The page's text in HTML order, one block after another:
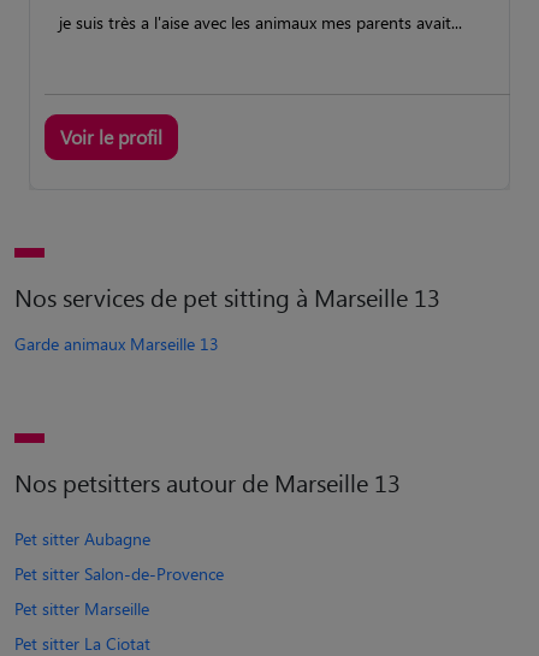
je suis très a l'aise avec les animaux mes parents avait...
Voir le profil
Nos services de pet sitting à Marseille 13
Garde animaux Marseille 13
Nos petsitters autour de Marseille 13
Pet sitter Aubagne
Pet sitter Salon-de-Provence
Pet sitter Marseille
Pet sitter La Ciotat